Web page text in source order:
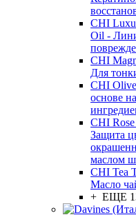
CHI
Oil -
CHI
Для
CHI
основе
CHI
Защита
маслом
CHI Tea
Масло
+ ЕЩЕ